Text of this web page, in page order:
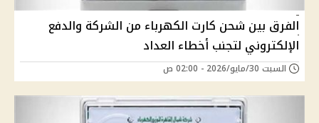
الفرق بين شحن كارت الكهرباء من الشركة والدفع
الإلكتروني لتجنب أخطاء العداد
السبت 30/مايو/2026 - 02:00 ص